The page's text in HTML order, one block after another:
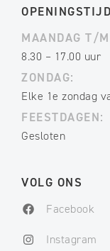
MAANDAG T/
8.30 – 17.00 uur
ZONDAG:
Elke 1e zondag
FEESTDAGEN:
Gesloten
VOLG ONS
Facebook
Instagram